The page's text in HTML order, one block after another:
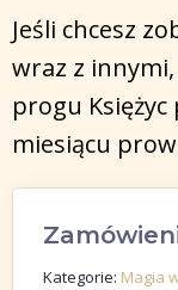
Jeśli chcesz
wraz z
progu
miesiącu
Kategorie: Magia